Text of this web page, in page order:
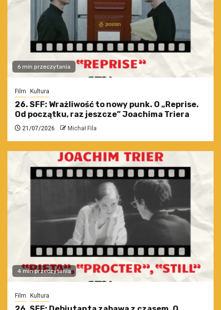
6 min przeczytania
Film Kultura
26. SFF: Wrażliwość to nowy punk. O „Reprise.
Od początku, raz jeszcze” Joachima Triera
21/07/2026 Michał Fila
4 min przeczytania
Film Kultura